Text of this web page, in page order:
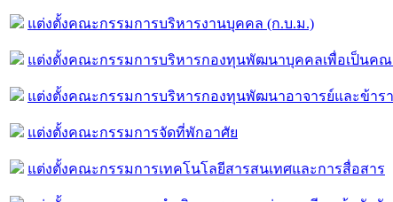
แต่งตั้งคณะกรรมการบริหารงานบุคคล (ก.บ.ม.)
แต่งตั้งคณะกรรมการบริหารกองทุนพัฒนาบุคคลเพื่อเป็นคณ
แต่งตั้งคณะกรรมการบริหารกองทุนพัฒนาอาจารย์และข้าร
แต่งตั้งคณะกรรมการจัดที่พักอาศัย
แต่งตั้งคณะกรรมการเทคโนโลยีสารสนเทศและการสื่อสาร